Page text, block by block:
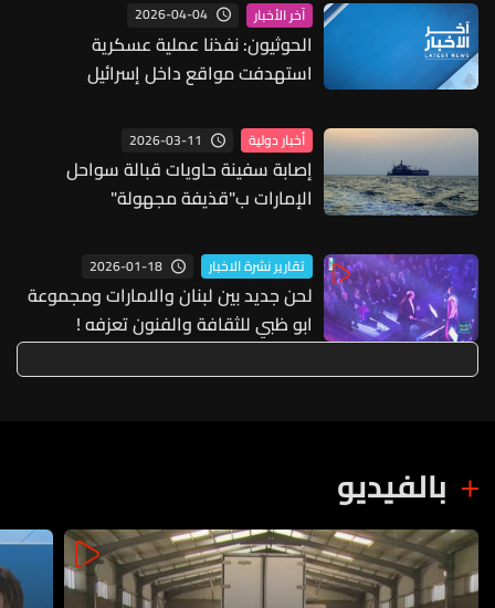
آخر الأخبار 2026-04-04
الحوثيون: نفذنا عملية عسكرية
استهدفت مواقع داخل إسرائيل
أخبار دولية 2026-03-11
إصابة سفينة حاويات قبالة سواحل
الإمارات ب"قذيفة مجهولة"
تقارير نشرة الاخبار 2026-01-18
لحن جديد بين لبنان والامارات ومجموعة
ابو ظبي للثقافة والفنون تعزفه !
بالفيديو